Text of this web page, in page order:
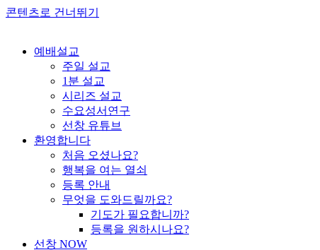
콘텐츠로 건너뛰기
예배설교
주일 설교
1분 설교
시리즈 설교
수요성서연구
선창 유튜브
환영합니다
처음 오셨나요?
행복을 여는 열쇠
등록 안내
무엇을 도와드릴까요?
기도가 필요합니까?
등록을 원하시나요?
선창 NOW